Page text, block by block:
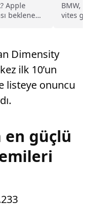
Apple
beklenen
BMW,
vites
Dimensity
ilk 10’un
listeye onuncu
en güçlü